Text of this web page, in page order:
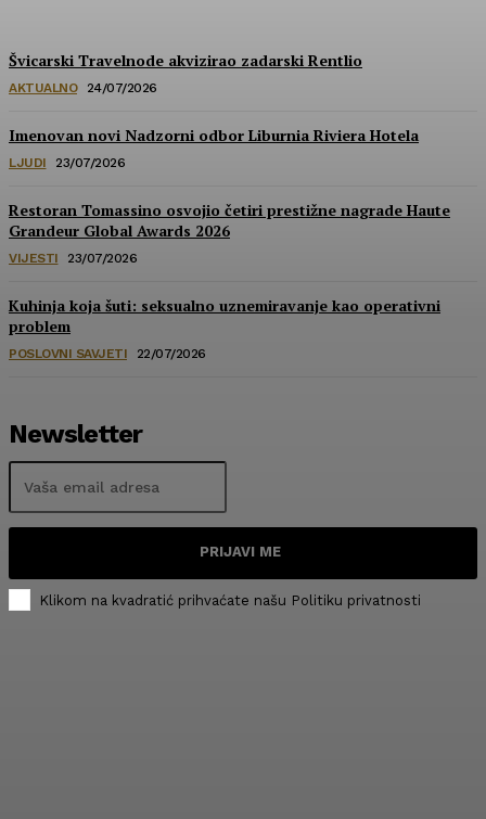
Švicarski Travelnode akvizirao zadarski Rentlio
AKTUALNO 24/07/2026
Imenovan novi Nadzorni odbor Liburnia Riviera Hotela
LJUDI 23/07/2026
Restoran Tomassino osvojio četiri prestižne nagrade Haute
Grandeur Global Awards 2026
VIJESTI 23/07/2026
Kuhinja koja šuti: seksualno uznemiravanje kao operativni
problem
POSLOVNI SAVJETI 22/07/2026
Newsletter
PRIJAVI ME
Klikom na kvadratić prihvaćate našu Politiku privatnosti